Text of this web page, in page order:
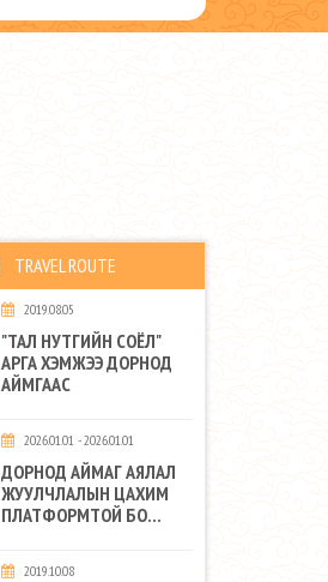
TRAVEL ROUTE
2019.08.05
"ТАЛ НУТГИЙН СОЁЛ"
АРГА ХЭМЖЭЭ ДОРНОД
АЙМГААС
2026.01.01 - 2026.01.01
ДОРНОД АЙМАГ АЯЛАЛ
ЖУУЛЧЛАЛЫН ЦАХИМ
ПЛАТФОРМТОЙ БО...
2019.10.08